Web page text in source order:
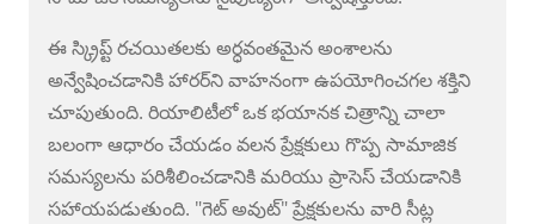
ఈ స్క్రిప్ట్ రచయితలకు అర్ధవంతమైన అంశాలను
అన్వేషించడానికి హారర్‌ని వాహనంగా ఉపయోగించగల శక్తిని
చూపుతుంది. రియాలిటీలో ఒక భయానక చిత్రాన్ని చాలా
బలంగా ఆధారం చేయడం వలన ప్రేక్షకులు గొప్ప సామాజిక
సమస్యలను పరిశీలించడానికి మరియు ప్రాసెస్ చేయడానికి
సహాయపడుతుంది. "గెట్ అవుట్" ప్రేక్షకులను వారి సీట్ల